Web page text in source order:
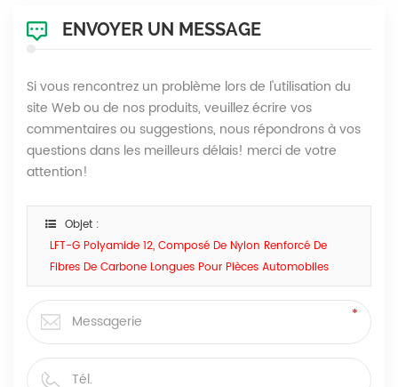
ENVOYER UN MESSAGE
Si vous rencontrez un problème lors de l'utilisation du
site Web ou de nos produits, veuillez écrire vos
commentaires ou suggestions, nous répondrons à vos
questions dans les meilleurs délais! merci de votre
attention!
Objet :
LFT-G Polyamide 12, Composé De Nylon Renforcé De
Fibres De Carbone Longues Pour Pièces Automobiles